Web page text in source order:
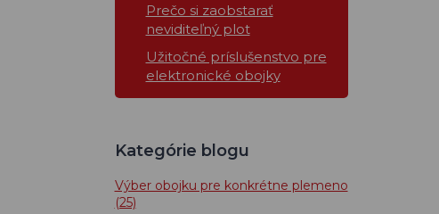
Prečo si zaobstarať
neviditeľný plot
Užitočné príslušenstvo pre
elektronické obojky
Kategórie blogu
Výber obojku pre konkrétne plemeno
(25)